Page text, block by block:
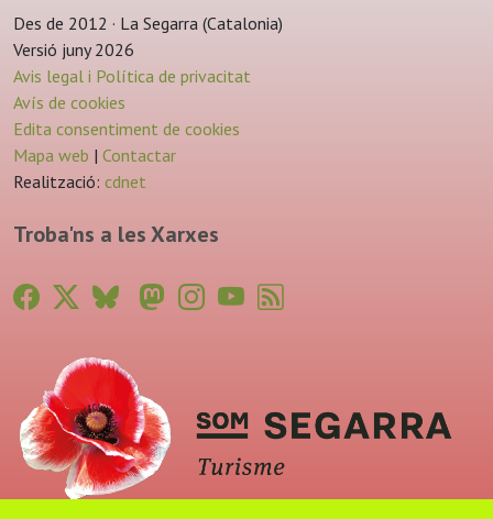
Des de 2012 · La Segarra (Catalonia)
Versió juny 2026
Avis legal i Política de privacitat
Avís de cookies
Edita consentiment de cookies
Mapa web | Contactar
Realització: cdnet
Troba'ns a les Xarxes